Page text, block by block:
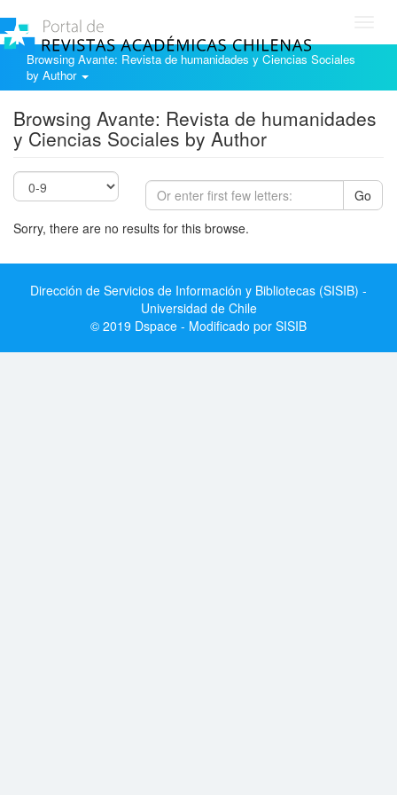
Browsing Avante: Revista de humanidades y Ciencias Sociales
by Author
Browsing Avante: Revista de humanidades
y Ciencias Sociales by Author
Go
Sorry, there are no results for this browse.
Dirección de Servicios de Información y Bibliotecas (SISIB) -
Universidad de Chile
© 2019 Dspace - Modificado por SISIB